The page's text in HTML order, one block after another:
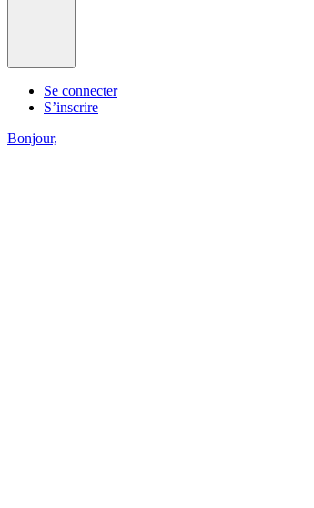
Se connecter
S’inscrire
Bonjour,